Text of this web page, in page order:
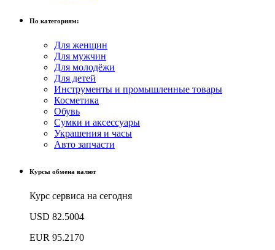
По категориям:
Для женщин
Для мужчин
Для молодёжи
Для детей
Инструменты и промышленные товары
Косметика
Обувь
Сумки и аксессуары
Украшения и часы
Авто запчасти
Курсы обмена валют
Курс сервиса на сегодня
USD 82.5004
EUR 95.2170